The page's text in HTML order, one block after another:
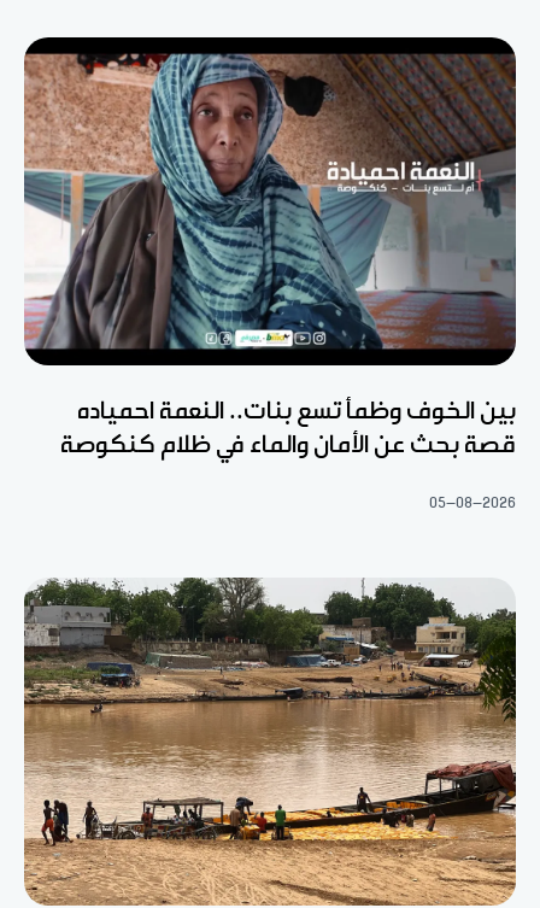
بين الخوف وظمأ تسع بنات.. النعمة احمياده
قصة بحث عن الأمان والماء في ظلام كنكوصة
05-08-2026